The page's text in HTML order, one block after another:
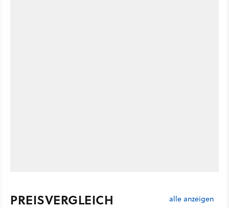
PREISVERGLEICH alle anzeigen